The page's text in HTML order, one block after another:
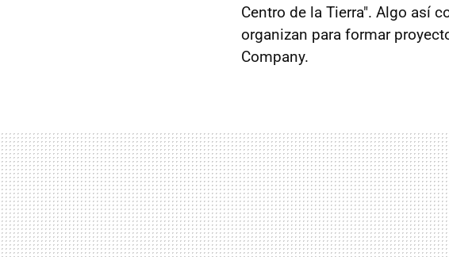
Centro de la Tierra". Algo así
organizan para formar
Company.